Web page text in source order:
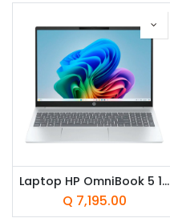
Laptop HP OmniBook 5 16-ag1051la 16" AMD Ryzen AI 5 340 16GB RAM 512GB SSD AMD Radeon 800M W11 Home Plateada Teclado Español
Q 7,195.00